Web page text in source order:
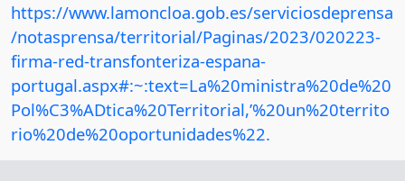
https://www.lamoncloa.gob.es/serviciosdeprensa
/notasprensa/territorial/Paginas/2023/020223-
firma-red-transfonteriza-espana-
portugal.aspx#:~:text=La%20ministra%20de%20
Pol%C3%ADtica%20Territorial,’%20un%20territo
rio%20de%20oportunidades%22.